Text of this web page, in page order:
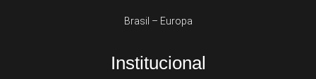
Brasil – Europa
Institucional